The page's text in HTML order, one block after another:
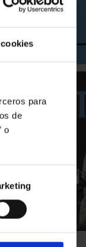
para
de
o